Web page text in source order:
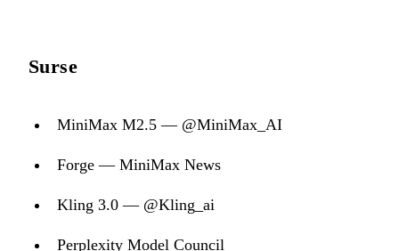
Surse
MiniMax M2.5 — @MiniMax_AI
Forge — MiniMax News
Kling 3.0 — @Kling_ai
Perplexity Model Council